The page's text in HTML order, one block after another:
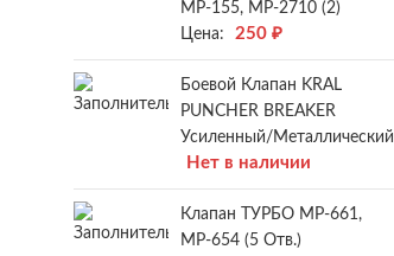
МР-155, МР-2710 (2)
Цена:
250 ₽
Боевой Клапан KRAL
PUNCHER BREAKER
Усиленный/металлический
Нет в наличии
Клапан ТУРБО МР-661,
МР-654 (5 Отв.)